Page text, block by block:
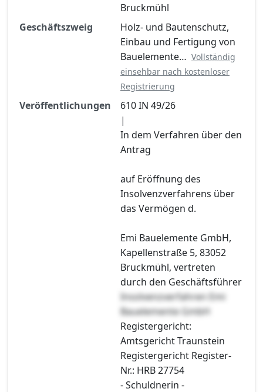
Jetzt kostenlos registrieren
Bruckmühl
Geschäftszweig
Holz- und Bautenschutz,
Einbau und Fertigung von
Bauelemente… Vollständig
einsehbar nach kostenloser
Registrierung
Veröffentlichungen
610 IN 49/26
|
In dem Verfahren über den
Antrag
auf Eröffnung des
Insolvenzverfahrens über
das Vermögen d.
Emi Bauelemente GmbH,
Kapellenstraße 5, 83052
Bruckmühl, vertreten
durch den Geschäftsführer
Insolvenzverfahren Emi
Bauelemente GmbH
Registergericht:
Amtsgericht Traunstein
Registergericht Register-
Nr.: HRB 27754
- Schuldnerin -